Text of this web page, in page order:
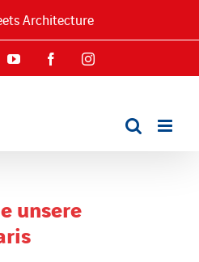
Architecture
YouTube FacebookInstagram
unsere